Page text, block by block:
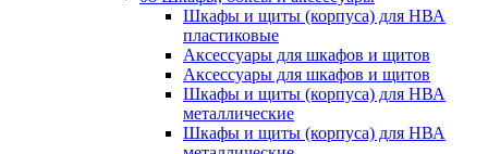
Шкафы и щиты (корпуса) для НВА
пластиковые
Аксессуары для шкафов и щитов
Аксессуары для шкафов и щитов
Шкафы и щиты (корпуса) для НВА
металлические
Шкафы и щиты (корпуса) для НВА